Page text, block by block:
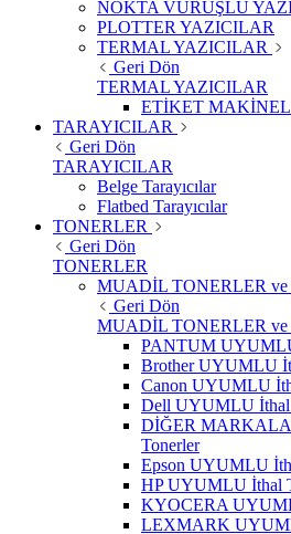
NOKTA VURUŞLU
PLOTTER YAZICILAR
TERMAL YAZICILAR
Geri Dön
TERMAL YAZICILAR
ETİKET
TARAYICILAR
Geri Dön
TARAYICILAR
Belge Tarayıcılar
Flatbed Tarayıcılar
TONERLER
Geri Dön
TONERLER
MUADİL TONERLER
Geri Dön
MUADİL TONERLER
PANTUM
Brother UYUMLU
Canon UYUMLU
Dell UYUMLU İthal
DİĞER
Tonerler
Epson UYUMLU
HP UYUMLU İthal
KYOCERA
LEXMARK